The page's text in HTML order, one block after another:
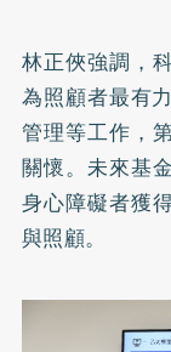
林正俠強調，
為照顧者最有
管理等工作，
關懷。未來基
身心障礙者獲
與照顧。